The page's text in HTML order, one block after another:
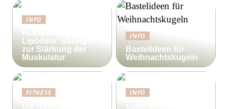
INFO
Lipödem: Übungen
zur Stärkung der
Muskulatur
INFO
Bastelideen für
Weihnachtskugeln
FITNESS INFO